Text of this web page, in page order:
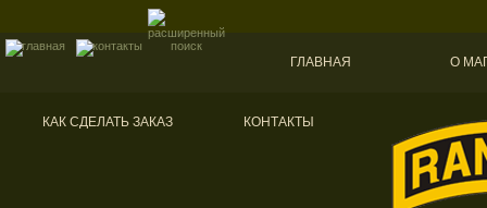
ГЛАВНАЯ О
КАК СДЕЛАТЬ ЗАКАЗ КОНТАКТЫ